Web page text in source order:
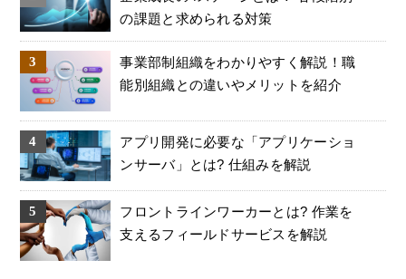
の課題と求められる対策
事業部制組織をわかりやすく解説！職
能別組織との違いやメリットを紹介
アプリ開発に必要な「アプリケーショ
ンサーバ」とは? 仕組みを解説
フロントラインワーカーとは? 作業を
支えるフィールドサービスを解説